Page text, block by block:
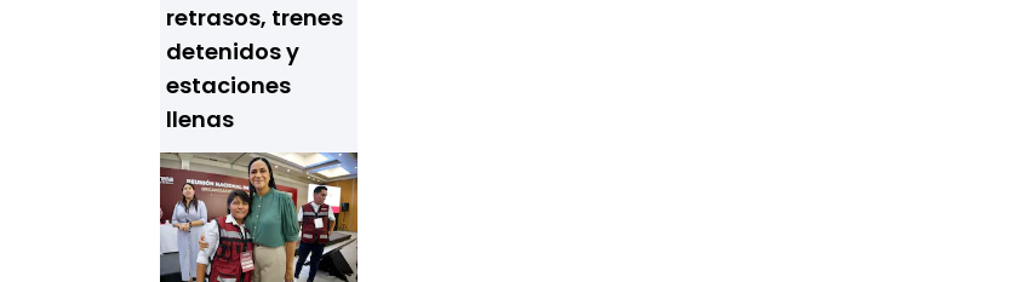
retrasos, trenes
detenidos y
estaciones
llenas